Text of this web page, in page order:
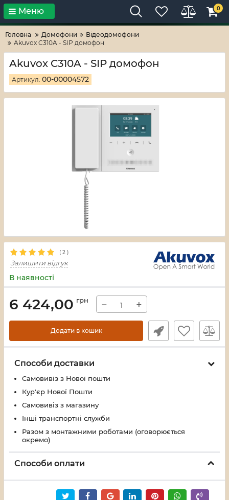
Тільки високі технології! RV-ZAFT
Меню 0
Головна Домофони
Відеодомофони
Akuvox C310A - SIP домофон
Akuvox C310A - SIP домофон
Артикул: 00-00004572
( 2 )
Залишити відгук
В наявності
6 424,00 грн − +
Додати в кошик
Способи доставки
Самовивіз з Нової пошти
Кур'єр Нової Пошти
Самовивіз з магазину
Інші транспортні служби
Разом з монтажними роботами (оговорюється
окремо)
Способи оплати